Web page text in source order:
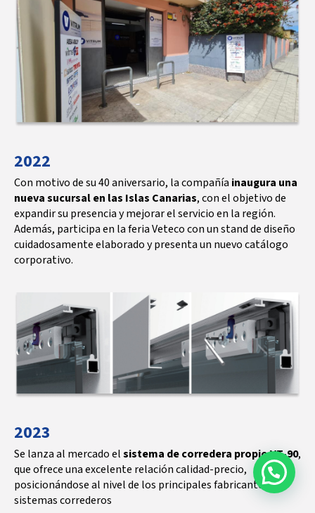
2022
Con motivo de su 40 aniversario, la compañía inaugura una
nueva sucursal en las Islas Canarias, con el objetivo de
expandir su presencia y mejorar el servicio en la región.
Además, participa en la feria Veteco con un stand de diseño
cuidadosamente elaborado y presenta un nuevo catálogo
corporativo.
2023
Se lanza al mercado elsistema de corredera propio VT-90,
que ofrece una excelente relación calidad-precio,
posicionándose al nivel de los principales fabricantes de
sistemas correderos